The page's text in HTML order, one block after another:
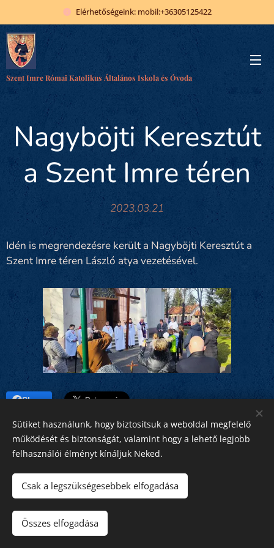
Elérhetőségeink: mobil:+36305125422
Szent Imre Római Katolikus Általános Iskola és Óvoda
Nagyböjti Keresztút
a Szent Imre téren
2023.03.21
Idén is megrendezésre került a Nagyböjti Keresztút a
Szent Imre téren László atya vezetésével.
Share
Minden jog fenntartva!
Szent Imre 2026
Sütiket használunk, hogy biztosítsuk a weboldal megfelelő
működését és biztonságát, valamint hogy a lehető legjobb
felhasználói élményt kínáljuk Neked.
Csak a legszükségesebbek elfogadása
Összes elfogadása